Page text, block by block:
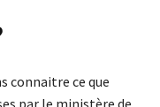
connaitre ce que